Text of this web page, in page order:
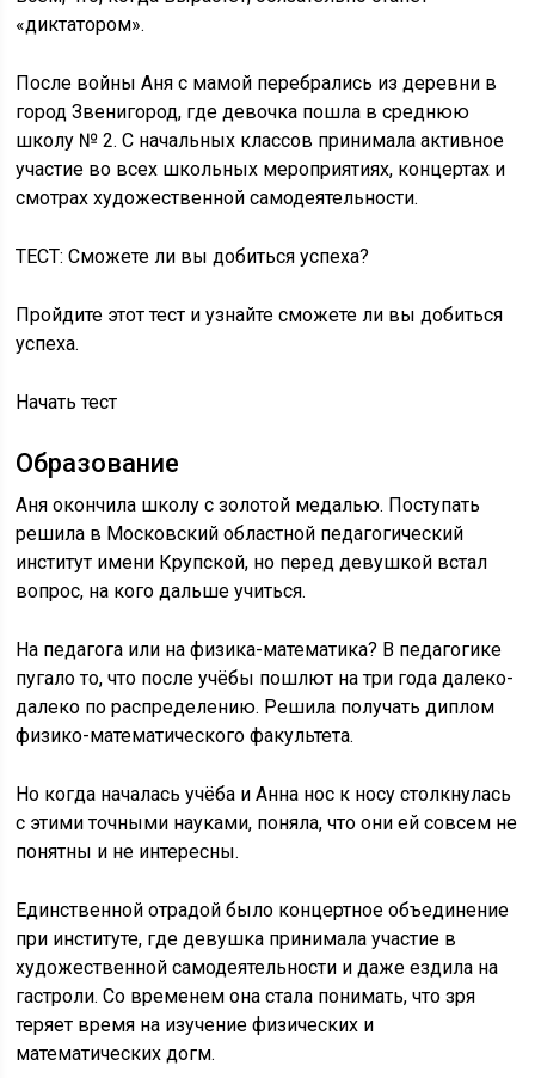
«диктатором».
После войны Аня с мамой перебрались из деревни в
город Звенигород, где девочка пошла в среднюю
школу № 2. С начальных классов принимала активное
участие во всех школьных мероприятиях, концертах и
смотрах художественной самодеятельности.
ТЕСТ: Сможете ли вы добиться успеха?
Пройдите этот тест и узнайте сможете ли вы добиться
успеха.
Начать тест
Образование
Аня окончила школу с золотой медалью. Поступать
решила в Московский областной педагогический
институт имени Крупской, но перед девушкой встал
вопрос, на кого дальше учиться.
На педагога или на физика-математика? В педагогике
пугало то, что после учёбы пошлют на три года далеко-
далеко по распределению. Решила получать диплом
физико-математического факультета.
Но когда началась учёба и Анна нос к носу столкнулась
с этими точными науками, поняла, что они ей совсем не
понятны и не интересны.
Единственной отрадой было концертное объединение
при институте, где девушка принимала участие в
художественной самодеятельности и даже ездила на
гастроли. Со временем она стала понимать, что зря
теряет время на изучение физических и
математических догм.